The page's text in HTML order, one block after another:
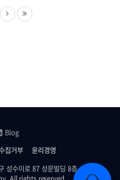
집거부
윤리경영
성수이로 87 성문빌딩 8층
Blog